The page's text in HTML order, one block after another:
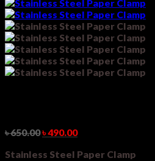
৳650.00৳490.00
Stainless Steel Paper Clamp